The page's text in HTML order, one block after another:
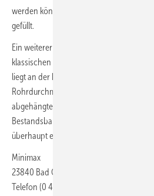
werden können. Diese sind im
gefüllt.
Ein weiterer Vorteil der Minifog-
klassischen Sprinkleranlagen ist eine
liegt an der kompakten
Rohrdurchmessern in den Rohrtrassen –
abgehängten Decken. Das spart nicht nur
Bestandsbauten wird so die Nachrüstung
überhaupt erst möglich.
Minimax
23840 Bad Oldesloe
Telefon (0 45 31) 80 30